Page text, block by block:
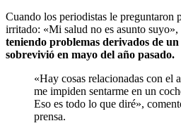
Cuando los periodistas le preguntaron
irritado: «Mi salud no es asunto
teniendo problemas derivados de
sobrevivió en mayo del año pasado.
«Hay cosas relacionadas con el
me impiden sentarme en un
Eso es todo lo que diré»,
prensa.